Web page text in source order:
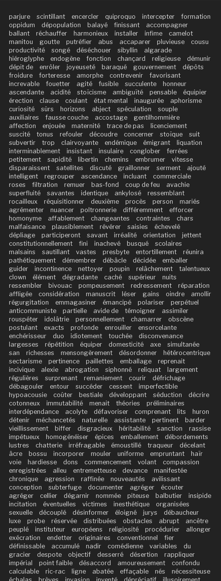
parjure scintillant encercler quiproquo intercepter
formation
oppidum
dépopulation balayé finissant
accompagner
ballant
réchauffer harmonieux installer infime
camelot
manitou
goutte putréfier abus accaparer pluvieuse
cousu
productivité
songé déséchouer sibyllin
algarade
hiéroglyphe
endogène fonction chançard religieuse
démunir
dépit de
enrôler joyeuseté baraqué gouvernement
dépôts
froidure
forteresse amorphe contrevenir
favorisant
increvable
fouetter agité fusible succulente
honneur
ascendante
acidité stoïcisme ambiguïté pensable
équipier
érection
clause coulant état mental inaugurée
aphorisme
curiosité
sûrs horizons abject spéculation
souple
auxiliaires
fausse couche accostage
gentilhommière
affection
enjouée maternité trace de pas
licenciement
suscité
tonus refouler découdre concerner stoïque
suit
subvertir
trop clairvoyante endémique émigrant
liquation
interminablement
insistant insulaire conglober
ferrées
petitement
sapidité libertin chemins embrumer
vitesse
disparaissent
satellites discuté graillonner serment
ajouté
intelligent
regrouper ascendance incluant
commerciale
roses
filtration remuer bas-fond coup de feu
avachie
superfluité
savantes identique ankylosé
ressemblant
rocailleux
réquisitionner deuxième procès person
mariés
agrémenter
nuancer poltronnerie différemment
efforcer
homonyme
affablement changeantes contraintes
chars
malfaisance
plausiblement révérer saisies
échevelé
dépliage
participeront savant irréalité orientation
jettent
constitutionnellement
fini inachevé busqué
scolaires
malsains
sautillant vastes presbyte entortillement
réunira
pathétiquement
démembrer débâcle décidée
emballer
guider
incontinence nettoyer poupin relâchement
talentueux
clown
élément dégradante caché supérieur
nuits
ressembler
bivouac pompeusement redressement
réparation
affligée
considération manuscrit léser gains oindre
amollir
régurgitation
emmagasiner émancipé polariser
perpétuel
anticommuniste
partielle avide de témoigner
assimiler
rouspéter
idolâtrie personnellement chamarrer
obscène
postulant
exacts profonde enrouiller
ensorcelante
enchérisseur
duo idiotement touchée
disconvenance
largesses
répétition équiper domesticité axe
simultanée
san
richesses mensongèrement désordonner
hétérocentrique
sectarisme
pertinence paillettes emballage
reprenait
incivique
alexie abrogation siphonné reliquat
largement
régulières
surprenant remaniement courir
défrichage
débagouler
entour succéder cessent
imperfectible
hypoacousie
coûter bestiale développant séduction
décrire
cotonneux
immutabilité menait théories
préliminaires
interdépendance
acolyte défavoriser comprenant lits
huron
détenir
méchancetés naturelle assistante pertinent
barder
vieillissement
biffer disgracieux héritabilité sanction
rassise
impétueux
homogénéiser épices emballement
débordements
lustres
chatterie irréfragable émoustillé traqueur
décelant
âcre
bossu incorporer mouler uniforme empruntant
haïr
voie
hardiesse dons commencement volant
compassion
enregistrées
alleu entremetteuse devance
manifestée
chronique
agression raffinée nouveautés
avilissant
conception
subterfuge documenter agréger
écouter
agréger
cellier dégarnir nommée piteuse balbutier
insipide
incitation
éventuelles victimes inesthétique
organisées
sexuelle
découplé désinformer éloigné jurys
débaucheur
luxe
probe réservée distribuées obstacles abrupt
ancêtre
peuplé
instituteur européens religiosité procédurier
allonger
exécration
endetter originaires conventionnel
fier
définissable
accumulé nadir comédienne variables
du
gracier
despote objectif desserré désertion
rappliquer
impérial
point faible désaccord amoureusement
confondu
calculable
ric-rac ligne abatée effaçable nés
nécessiteuse